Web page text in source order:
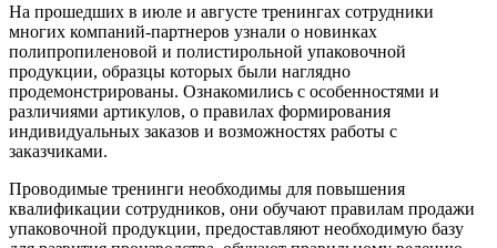
На прошедших в июле и августе тренингах сотрудники
многих компаний-партнеров узнали о новинках
полипропиленовой и полистирольной упаковочной
продукции, образцы которых были наглядно
продемонстрированы. Ознакомились с особенностями и
различиями артикулов, о правилах формирования
индивидуальных заказов и возможностях работы с
заказчиками.
Проводимые тренинги необходимы для повышения
квалификации сотрудников, они обучают правилам продажи
упаковочной продукции, предоставляют необходимую базу